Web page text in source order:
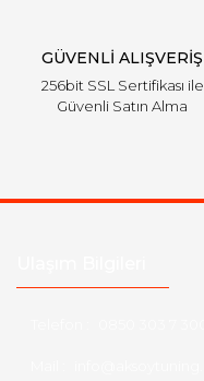
GÜVENLİ ALIŞVERİŞ
256bit SSL Sertifikası ile
Güvenli Satın Alma